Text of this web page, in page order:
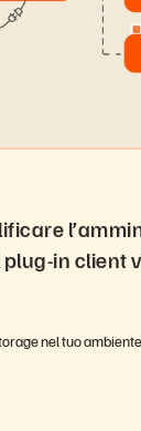
in client
nel tuo